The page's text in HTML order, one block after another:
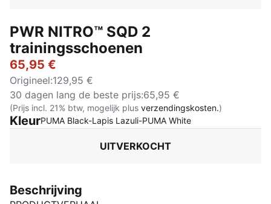
PWR NITRO™ SQD 2
trainingsschoenen
65,95 €
Origineel:129,95 €
30 dagen lang de beste prijs:65,95 €
(Prijs incl. 21% btw, mogelijk plus verzendingskosten.)
KleurPUMA Black-Lapis Lazuli-PUMA White:
UITVERKOCHT
Beschrijving